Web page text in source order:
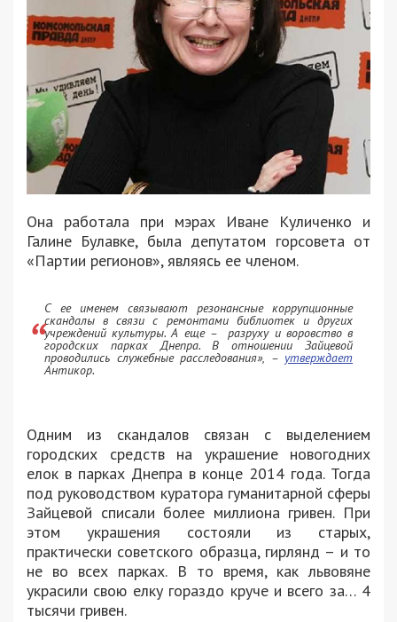
Она работала при мэрах Иване Куличенко и
Галине Булавке, была депутатом горсовета от
«Партии регионов», являясь ее членом.
С ее именем связывают резонансные коррупционные
скандалы в связи с ремонтами библиотек и других
учреждений культуры. А еще – разруху и воровство в
городских парках Днепра. В отношении Зайцевой
проводились служебные расследования», – утверждает
Антикор.
Одним из скандалов связан с выделением
городских средств на украшение новогодних
елок в парках Днепра в конце 2014 года. Тогда
под руководством куратора гуманитарной сферы
Зайцевой списали более миллиона гривен. При
этом украшения состояли из старых,
практически советского образца, гирлянд – и то
не во всех парках. В то время, как львовяне
украсили свою елку гораздо круче и всего за… 4
тысячи гривен.